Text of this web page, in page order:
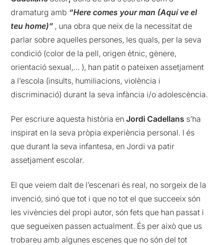
dramaturg amb “Here comes your man (Aquí ve el
teu home)”, una obra que neix de la necessitat de
parlar sobre aquelles persones, les quals, per la seva
condició (color de la pell, origen ètnic, gènere,
orientació sexual,… ), han patit o pateixen assetjament
a l’escola (insults, humiliacions, violència i
discriminació) durant la seva infància i/o adolescència.
Per escriure aquesta història en Jordi Cadellans s’ha
inspirat en la seva pròpia experiència personal. I és
que durant la seva infantesa, en Jordi va patir
assetjament escolar.
El que veiem dalt de l’escenari és real, no sorgeix de la
invenció, sinó que tot i que no tot el que succeeix són
les vivències del propi autor, són fets que han passat i
que segueixen passen actualment. És per això que us
trobareu amb algunes escenes que no són del tot